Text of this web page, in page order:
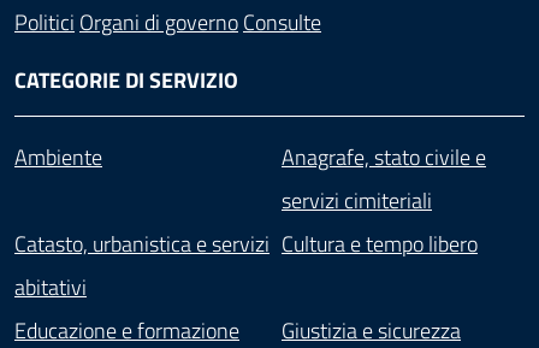
Politici Organi di governoConsulte
CATEGORIE DI SERVIZIO
Ambiente
Anagrafe, stato civile e
servizi cimiteriali
Catasto, urbanistica e servizi
abitativi
Cultura e tempo libero
Educazione e formazione
Giustizia e sicurezza